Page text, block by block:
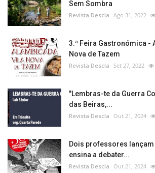
Sem Sombra
Revista Descla Ago 31, 2022
3.ª Feira Gastronómica -
Nova de Tazem
Revista Descla Set 27, 2022
"Lembras-te da Guerra
das Beiras,...
Revista Descla Out 21, 2024
Dois professores
ensina a debater...
Revista Descla Out 21, 2024